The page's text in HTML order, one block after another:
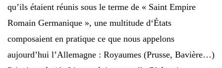
qu’ils étaient réunis sous le terme de « Saint Empire
Romain Germanique », une multitude d‘États
composaient en pratique ce que nous appelons
aujourd’hui l’Allemagne : Royaumes (Prusse, Bavière…)